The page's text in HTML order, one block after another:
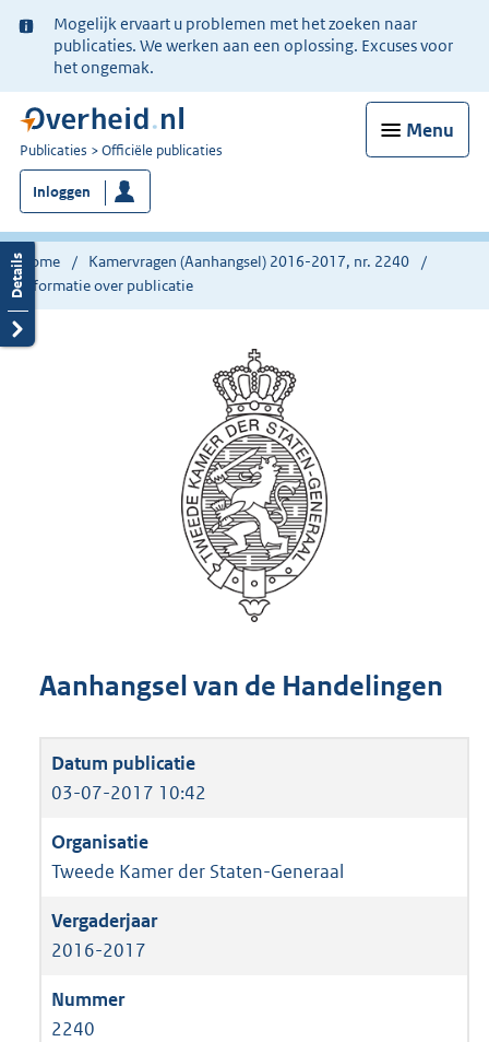
Ter
informatie:
Mogelijk ervaart u problemen met het zoeken naar
publicaties. We werken aan een oplossing. Excuses voor
het ongemak.
Menu
U
bent
nu
hier:
Publicaties Officiële publicaties
Inloggen
Home
Kamervragen (Aanhangsel) 2016-2017, nr. 2240
Informatie over publicatie
Aanhangsel van de Handelingen
03-07-2017 10:42
Tweede Kamer der Staten-Generaal
2016-2017
2240